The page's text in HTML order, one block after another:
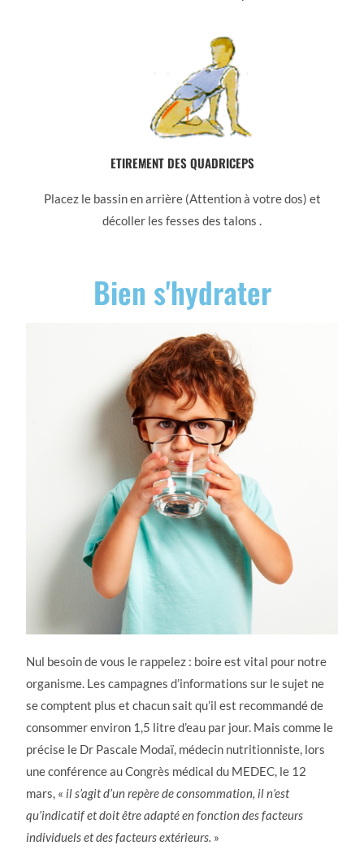
ETIREMENT DES QUADRICEPS
Placez le bassin en arrière (Attention à votre dos) et
décoller les fesses des talons .
Bien s'hydrater
Nul besoin de vous le rappelez : boire est vital pour notre
organisme. Les campagnes d’informations sur le sujet ne
se comptent plus et chacun sait qu’il est recommandé de
consommer environ 1,5 litre d’eau par jour. Mais comme le
précise le Dr Pascale Modaï, médecin nutritionniste, lors
une conférence au Congrès médical du MEDEC, le 12
mars, « il s’agit d’un repère de consommation, il n’est
qu’indicatif et doit être adapté en fonction des facteurs
individuels et des facteurs extérieurs. »